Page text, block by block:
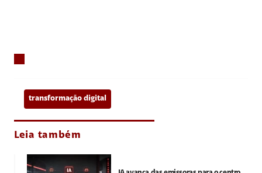
transformação digital
Leia também